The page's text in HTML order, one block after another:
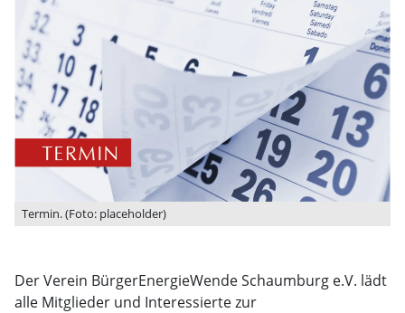
Termin. (Foto: placeholder)
Der Verein BürgerEnergieWende Schaumburg e.V. lädt
alle Mitglieder und Interessierte zur